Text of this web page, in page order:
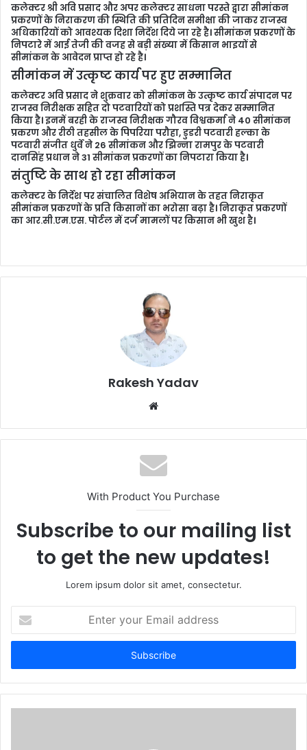
कलेक्टर श्री अवि प्रसाद और अपर कलेक्टर साधना परस्ते द्वारा सीमांकन
प्रकरणों के निराकरण की स्थिति की प्रतिदिन समीक्षा की जाकर राजस्व
अधिकारियों को आवश्यक दिशा निर्देश दिये जा रहे है। सीमांकन प्रकरणों के
निपटारे में आई तेजी की वजह से बड़ी संख्या में किसान भाइयों से
सीमांकन के आवेदन प्राप्त हो रहे है।
सीमांकन में उत्कृष्ट कार्य पर हुए सम्मानित
कलेक्टर अवि प्रसाद ने शुक्रवार को सीमांकन के उत्कृष्ट कार्य संपादन पर
राजस्व निरीक्षक सहित दो पटवारियों को प्रशस्ति पत्र देकर सम्मानित
किया है। इनमें बरही के राजस्व निरीक्षक गौरव विश्वकर्मा ने 40 सीमांकन
प्रकरण और रीठी तहसील के पिपरिया परौहा, डुडरी पटवारी हल्का के
पटवारी संजीत धुर्वे ने 26 सीमांकन और झिन्ना रामपुर के पटवारी
दानसिंह प्रधान ने 31 सीमांकन प्रकरणों का निपटारा किया है।
संतुष्टि के साथ हो रहा सीमांकन
कलेक्टर के निर्देश पर संचालित विशेष अभियान के तहत निराकृत
सीमांकन प्रकरणों के प्रति किसानों का भरोसा बढ़ा है। निराकृत प्रकरणों
का आर.सी.एम.एस. पोर्टल में दर्ज मामलों पर किसान भी खुश है।
Rakesh Yadav
b
s
i
e
With Product You Purchase
Subscribe to our mailing list
to get the new updates!
Lorem ipsum dolor sit amet, consectetur.
t
r
y